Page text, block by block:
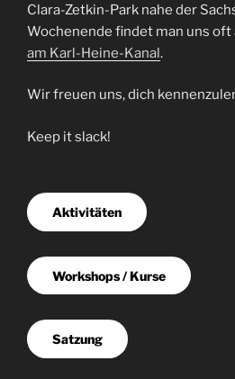
Clara-Zetkin-Park nahe der
Wochenende findet man uns oft
am Karl-Heine-Kanal.
Wir freuen uns, dich
Keep it slack!
Aktivitäten
Workshops / Kurse
Satzung